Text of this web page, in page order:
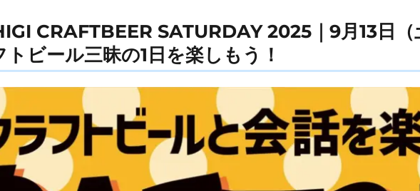
CRAFTBEER SATURDAY 2025｜9月13日（
トビール三昧の1日を楽しもう！